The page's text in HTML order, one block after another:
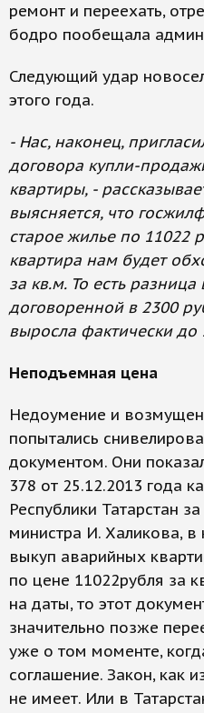
ремонт и переехать,
бодро пообещала
Следующий удар
этого года.
- Нас, наконец,
договора купли-
квартиры, -
выясняется, что
старое жилье по 11022
квартира нам будет
за кв.м. То есть
договоренной в 2300
выросла фактически до
Неподъемная цена
Недоумение и
попытались
документом. Они
378 от 25.12.2013 года
Республики Татарстан
министра И. Халикова, в
выкуп аварийных
по цене 11022рубля за
на даты, то этот
значительно позже
уже о том моменте,
соглашение. Закон, как
не имеет. Или в